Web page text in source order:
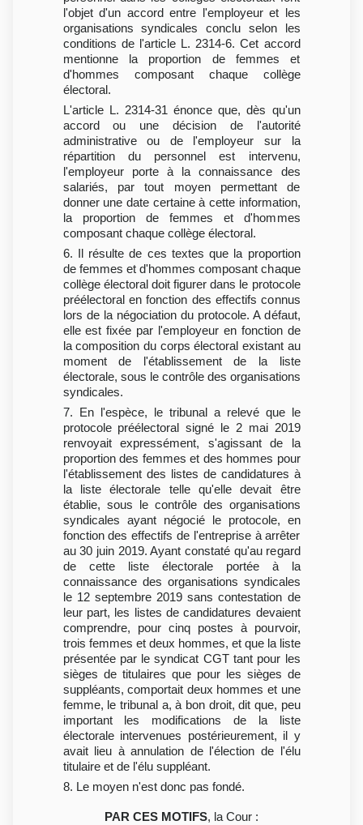
l'objet d'un accord entre l'employeur et les
organisations syndicales conclu selon les
conditions de l'article L. 2314-6. Cet accord
mentionne la proportion de femmes et
d'hommes composant chaque collège
électoral.
L'article L. 2314-31 énonce que, dès qu'un
accord ou une décision de l'autorité
administrative ou de l'employeur sur la
répartition du personnel est intervenu,
l'employeur porte à la connaissance des
salariés, par tout moyen permettant de
donner une date certaine à cette information,
la proportion de femmes et d'hommes
composant chaque collège électoral.
6. Il résulte de ces textes que la proportion
de femmes et d'hommes composant chaque
collège électoral doit figurer dans le protocole
préélectoral en fonction des effectifs connus
lors de la négociation du protocole. A défaut,
elle est fixée par l'employeur en fonction de
la composition du corps électoral existant au
moment de l'établissement de la liste
électorale, sous le contrôle des organisations
syndicales.
7. En l'espèce, le tribunal a relevé que le
protocole préélectoral signé le 2 mai 2019
renvoyait expressément, s'agissant de la
proportion des femmes et des hommes pour
l'établissement des listes de candidatures à
la liste électorale telle qu'elle devait être
établie, sous le contrôle des organisations
syndicales ayant négocié le protocole, en
fonction des effectifs de l'entreprise à arrêter
au 30 juin 2019. Ayant constaté qu'au regard
de cette liste électorale portée à la
connaissance des organisations syndicales
le 12 septembre 2019 sans contestation de
leur part, les listes de candidatures devaient
comprendre, pour cinq postes à pourvoir,
trois femmes et deux hommes, et que la liste
présentée par le syndicat CGT tant pour les
sièges de titulaires que pour les sièges de
suppléants, comportait deux hommes et une
femme, le tribunal a, à bon droit, dit que, peu
important les modifications de la liste
électorale intervenues postérieurement, il y
avait lieu à annulation de l'élection de l'élu
titulaire et de l'élu suppléant.
8. Le moyen n'est donc pas fondé.
PAR CES MOTIFS, la Cour :